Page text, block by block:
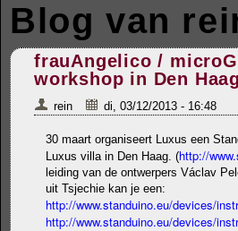
Blog van
frauAngelico /
workshop in Den Haag
rein di, 03/12/2013 - 16:48
30 maart organiseert Luxus een
Luxus villa in Den Haag. (http://
leiding van de ontwerpers Václav
uit Tsjechie kan je een:
http://www.standuino.eu/devices/
http://www.standuino.eu/devices/